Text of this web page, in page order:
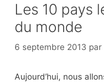
Les 10 pays
du monde
6 septembre 2013 par
Aujourd’hui, nous